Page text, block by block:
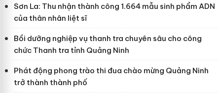
Sơn La: Thu nhận thành công 1.664 mẫu sinh phẩm ADN
của thân nhân liệt sĩ
Bồi dưỡng nghiệp vụ thanh tra chuyên sâu cho công
chức Thanh tra tỉnh Quảng Ninh
Phát động phong trào thi đua chào mừng Quảng Ninh
trở thành thành phố